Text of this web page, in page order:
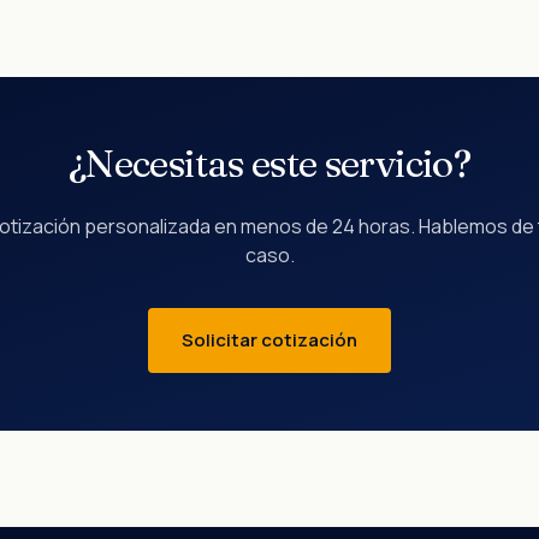
¿Necesitas este servicio?
personalizada en menos de 24 horas. Hablemos de
caso.
Solicitar cotización